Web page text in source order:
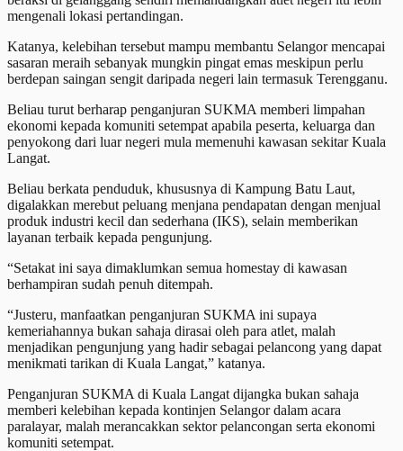
mengenali lokasi pertandingan.
Katanya, kelebihan tersebut mampu membantu Selangor mencapai
sasaran meraih sebanyak mungkin pingat emas meskipun perlu
berdepan saingan sengit daripada negeri lain termasuk Terengganu.
Beliau turut berharap penganjuran SUKMA memberi limpahan
ekonomi kepada komuniti setempat apabila peserta, keluarga dan
penyokong dari luar negeri mula memenuhi kawasan sekitar Kuala
Langat.
Beliau berkata penduduk, khususnya di Kampung Batu Laut,
digalakkan merebut peluang menjana pendapatan dengan menjual
produk industri kecil dan sederhana (IKS), selain memberikan
layanan terbaik kepada pengunjung.
“Setakat ini saya dimaklumkan semua homestay di kawasan
berhampiran sudah penuh ditempah.
“Justeru, manfaatkan penganjuran SUKMA ini supaya
kemeriahannya bukan sahaja dirasai oleh para atlet, malah
menjadikan pengunjung yang hadir sebagai pelancong yang dapat
menikmati tarikan di Kuala Langat,” katanya.
Penganjuran SUKMA di Kuala Langat dijangka bukan sahaja
memberi kelebihan kepada kontinjen Selangor dalam acara
paralayar, malah merancakkan sektor pelancongan serta ekonomi
komuniti setempat.